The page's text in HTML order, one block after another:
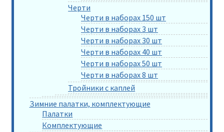
Черти
Черти в наборах 150 шт
Черти в наборах 3 шт
Черти в наборах 30 шт
Черти в наборах 40 шт
Черти в наборах 50 шт
Черти в наборах 8 шт
Тройники с каплей
Зимние палатки, комплектующие
Палатки
Комплектующие